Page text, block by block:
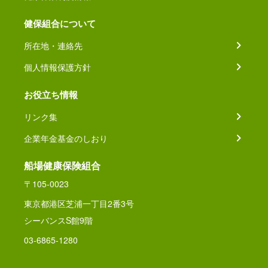
健保組合について
所在地・連絡先
個人情報保護方針
お役立ち情報
リンク集
企業年金基金のしおり
船場健康保険組合
〒105-0023
東京都港区芝浦一丁目2番3号
シーバンスS館9階
03-6865-1280